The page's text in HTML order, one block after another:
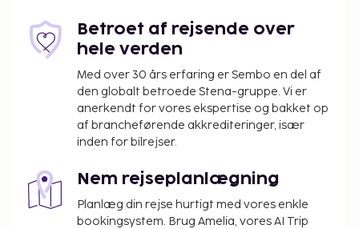
Betroet af rejsende over
hele verden
Med over 30 års erfaring er Sembo en del af
den globalt betroede Stena-gruppe. Vi er
anerkendt for vores ekspertise og bakket op
af brancheførende akkrediteringer, især
inden for bilrejser.
Nem rejseplanlægning
Planlæg din rejse hurtigt med vores enkle
bookingsystem. Brug Amelia, vores AI Trip